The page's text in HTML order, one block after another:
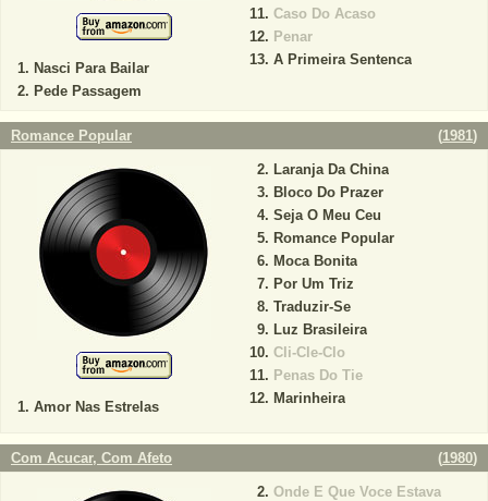
Nasci Para Bailar
Pede Passagem
Caso Do Acaso
Penar
A Primeira Sentenca
Romance Popular (1981)
Amor Nas Estrelas
Laranja Da China
Bloco Do Prazer
Seja O Meu Ceu
Romance Popular
Moca Bonita
Por Um Triz
Traduzir-Se
Luz Brasileira
Cli-Cle-Clo
Penas Do Tie
Marinheira
Com Acucar, Com Afeto (1980)
Onde E Que Voce Estava